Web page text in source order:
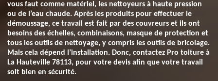
vous faut comme matériel, les nettoyeurs à haute pression
ou de l’eau chaude. Après les produits pour effectuer le
démoussage, ce travail est fait par des couvreurs et ils ont
besoins des échelles, combinaisons, masque de protection et
tous les outils de nettoyage, y compris les outils de bricolage.
Mais cela dépend l’installation. Donc, contactez Pro toiture à
La Hauteville 78113, pour votre devis afin que votre travail
soit bien en sécurité.